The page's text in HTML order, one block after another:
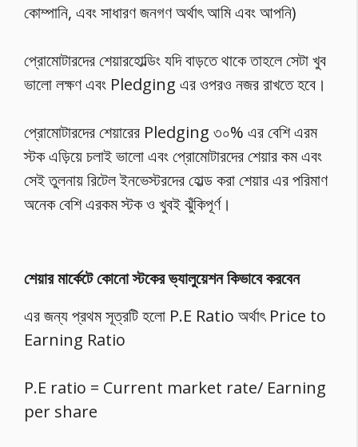
কোম্পানি, এবং সাধারণ জনগণ অর্থাৎ আমি এবং আপনি)
প্রোমোটারদের শেয়ারহোল্ডিং যদি বাড়তে থাকে তাহলে সেটা খুব
ভালো লক্ষণ এবং Pledging এর ওপরও নজর রাখতে হবে।
প্রোমোটারদের শেয়ারের Pledging ৩০% এর বেশি এরম
স্টক এড়িয়ে চলাই ভালো এবং প্রোমোটারদের শেয়ার কম এবং
সেই তুলনায় রিটেল ইনভেস্টরদের হোল্ড করা শেয়ার এর পরিমাণ
অনেক বেশি এরকম স্টক ও খুবই ঝুঁকিপূর্ণ।
শেয়ার মার্কেটে কোনো স্টকের ভ্যালুয়েশন কিভাবে করবেন
এর জন্য প্রথম সূত্রটি হলো P.E Ratio অর্থাৎ Price to
Earning Ratio
P.E ratio = Current market rate/ Earning
per share